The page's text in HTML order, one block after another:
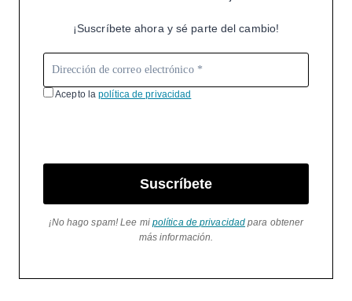
¡Suscríbete ahora y sé parte del cambio!
Acepto lapolítica de privacidad
Suscríbete
¡No hago spam! Lee mi política de privacidad para obtener
más información.